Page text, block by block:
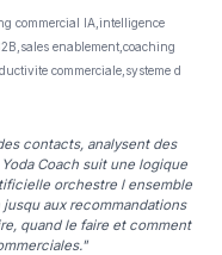
commercial IA,intelligence
enablement,coaching
commerciale,systeme d
contacts, analysent des
Coach suit une logique
orchestre l ensemble
aux recommandations
quand le faire et comment